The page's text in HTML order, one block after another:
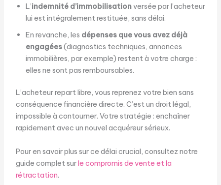
L’indemnité d’immobilisationversée par l’acheteur
lui est intégralement restituée, sans délai.
En revanche, les dépenses que vous avez déjà
engagées(diagnostics techniques, annonces
immobilières, par exemple) restent à votre charge :
elles ne sont pas remboursables.
L’acheteur repart libre, vous reprenez votre bien sans
conséquence financière directe. C’est un droit légal,
impossible à contourner. Votre stratégie : enchaîner
rapidement avec un nouvel acquéreur sérieux.
Pour en savoir plus sur ce délai crucial, consultez notre
guide complet surle compromis de vente et la
rétractation.